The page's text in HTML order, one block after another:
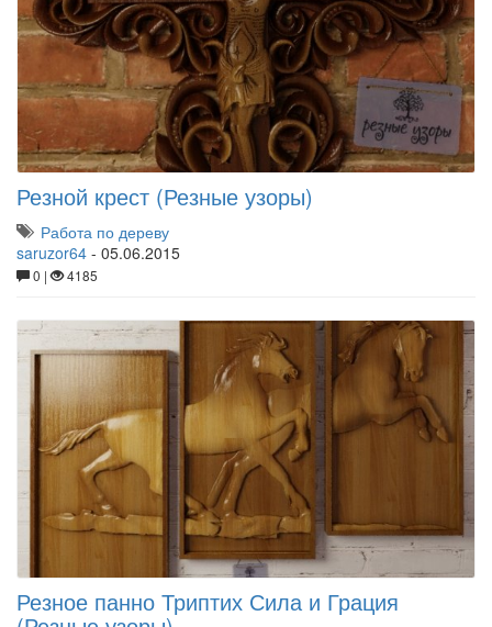
Резной крест (Резные узоры)
Работа по дереву
saruzor64 - 05.06.2015
0 | 4185
Резное панно Триптих Сила и Грация